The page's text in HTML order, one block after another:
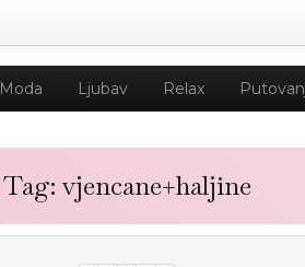
Moda Ljubav Relax
Tag: vjencane+haljine